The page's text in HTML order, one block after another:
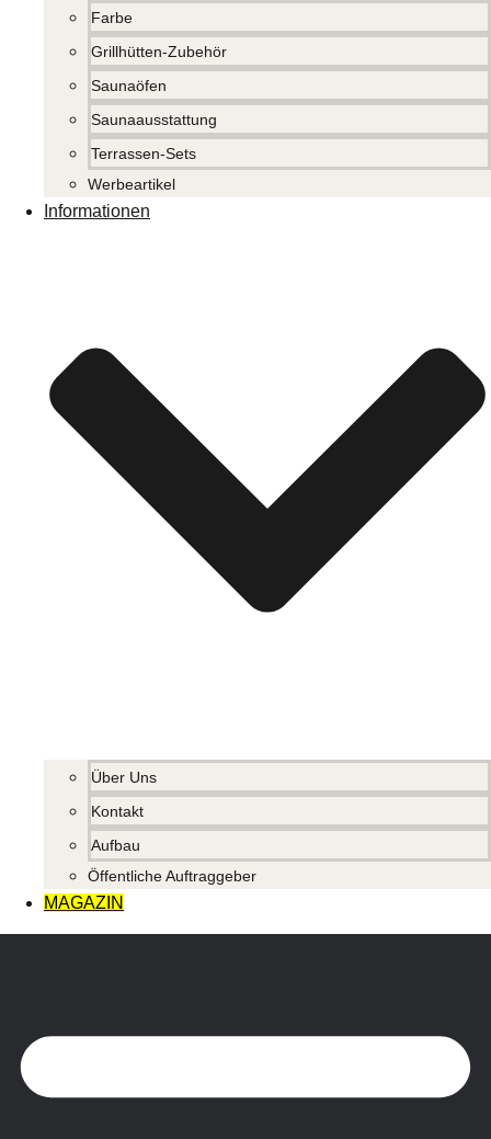
Farbe
Grillhütten-Zubehör
Saunaöfen
Saunaausstattung
Terrassen-Sets
Werbeartikel
Informationen
Über Uns
Kontakt
Aufbau
Öffentliche Auftraggeber
MAGAZIN